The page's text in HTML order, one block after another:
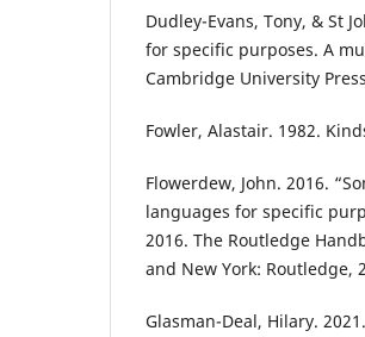
Dudley-Evans, Tony, & St
for specific purposes. A
Cambridge University
Fowler, Alastair. 1982.
Flowerdew, John. 2016.
languages for specific
2016. The Routledge
and New York: Routledge,
Glasman-Deal, Hilary.